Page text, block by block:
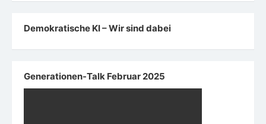
Demokratische KI – Wir sind dabei
Generationen-Talk Februar 2025